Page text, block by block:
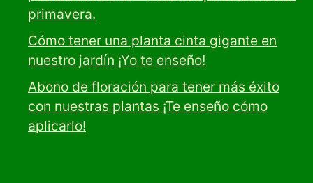
primavera.
Cómo tener una planta cinta gigante en
nuestro jardín ¡Yo te enseño!
Abono de floración para tener más éxito
con nuestras plantas ¡Te enseño cómo
aplicarlo!